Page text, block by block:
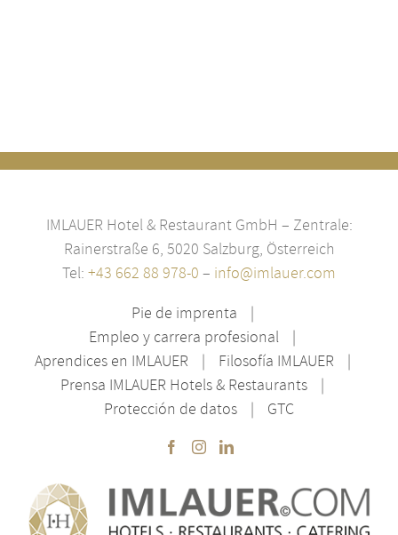
IMLAUER Hotel & Restaurant GmbH – Zentrale:
Rainerstraße 6, 5020 Salzburg, Österreich
Tel: +43 662 88 978-0 – info@imlauer.com
Pie de imprenta
Empleo y carrera profesional
Aprendices en IMLAUER
Filosofía IMLAUER
Prensa IMLAUER Hotels & Restaurants
Protección de datos
GTC